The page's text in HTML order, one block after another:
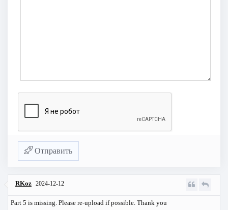
Отправить
RKoz 2024-12-12
Part 5 is missing. Please re-upload if possible. Thank you